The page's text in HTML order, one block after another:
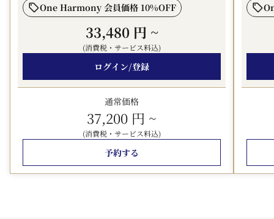
◎洋朝食ブッフェ 1階 カフェ＆ダイニング 「アンバ
新鮮な食材を、素材を活かした技法とフレンチのエスプ
四季折々の食材で、朝食の定番料理はもとより、ランチ
やディナーで人気の料理もラインナップしています。
◎和朝食 2階 日本料理 「嵯峨野」
京都の契約農家さんから仕入れた、こだわりの野菜や季
節の素材を丁寧に味付けした焚合せや小鉢、
京の鶏卵を使用し職人技で巻き上げた出汁巻玉子や焼魚
など、京の朝を彩る嵯峨野の朝食です。
One Harmony 会員価格 10%OFF
33,480 円 ~
(消費税・サービス料込)
ログイン/登録
通常価格
37,200 円 ~
(消費税・サービス料込)
予約する